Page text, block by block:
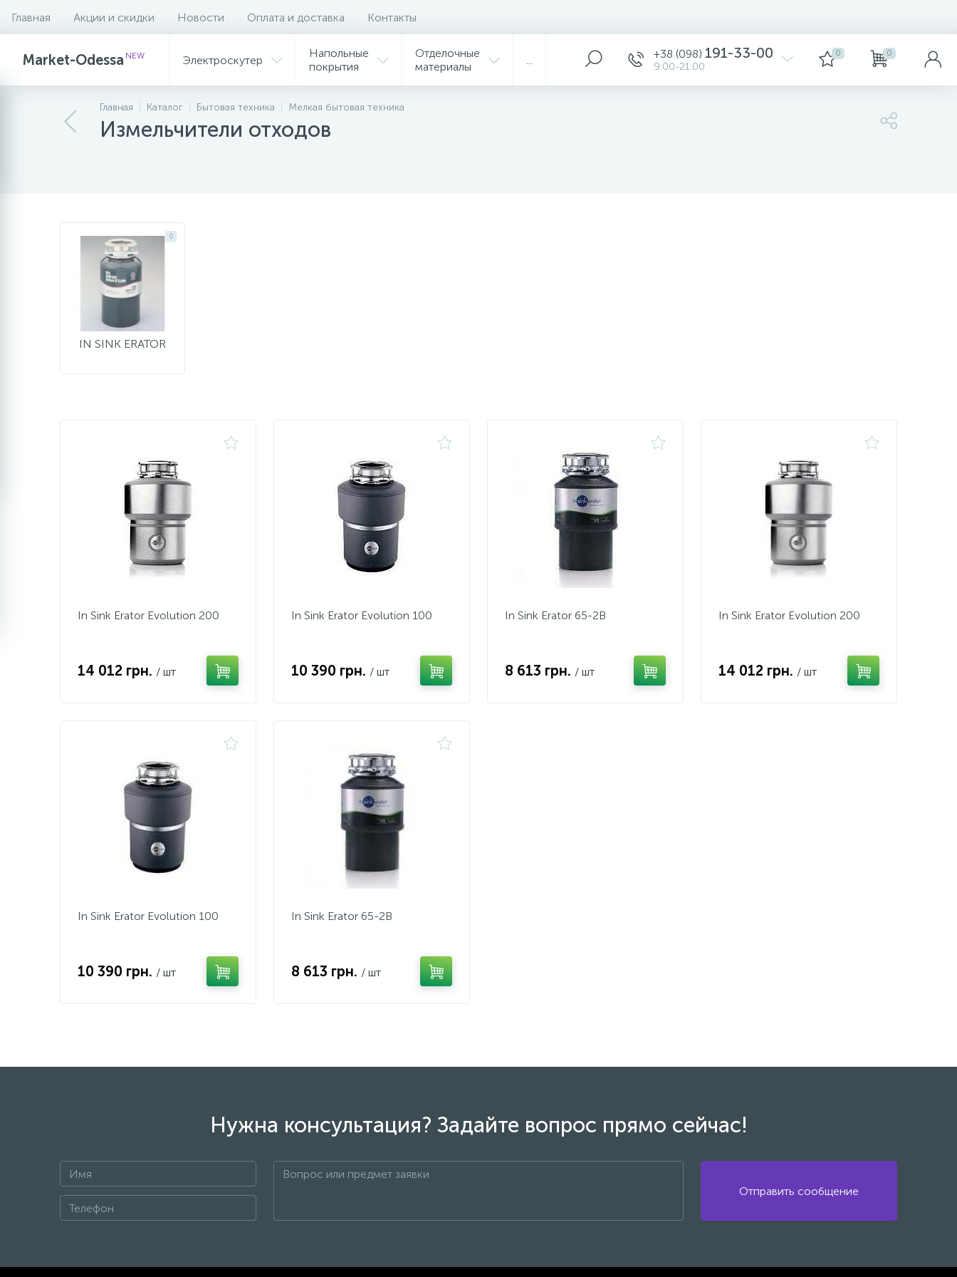
Главная Акции и скидки Новости Оплата и доставка Контакты
Market-Odessa NEW Электроскутер
Напольные
покрытия
Отделочные
материалы
+38 (098) 191-33-00
9:00-21:00
0 0
Главная Каталог Бытовая техника Мелкая бытовая техника
Измельчители отходов
Фильтр
6
IN SINK ERATOR
In Sink Erator Evolution 200
14 012 грн. / шт
In Sink Erator Evolution 100
10 390 грн. / шт
In Sink Erator 65-2B
8 613 грн. / шт
In Sink Erator Evolution 200
14 012 грн. / шт
In Sink Erator Evolution 100
10 390 грн. / шт
In Sink Erator 65-2B
8 613 грн. / шт
Нужна консультация? Задайте вопрос прямо сейчас!
Отправить сообщение